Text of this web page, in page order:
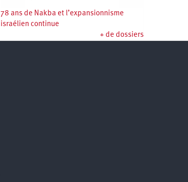
78 ans de Nakba et l’expansionnisme
israélien continue
+ de dossiers